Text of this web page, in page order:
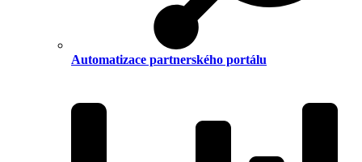
Automatizace partnerského portálu